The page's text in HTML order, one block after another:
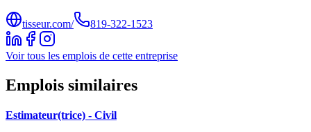
tisseur.com/ 819-322-1523
Voir tous les emplois de cette entreprise
Emplois similaires
Estimateur(trice) - Civil